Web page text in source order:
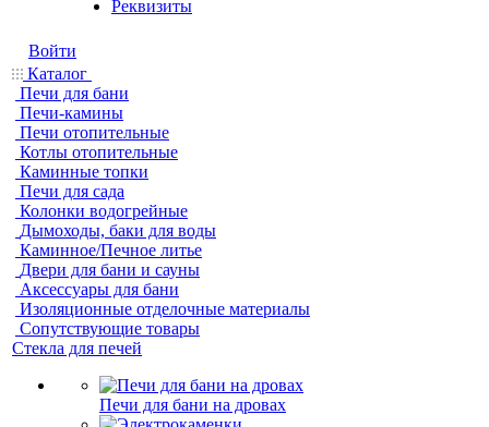
Реквизиты
Войти
Каталог
Печи для бани
Печи-камины
Печи отопительные
Котлы отопительные
Каминные топки
Печи для сада
Колонки водогрейные
Дымоходы, баки для воды
Каминное/Печное литье
Двери для бани и сауны
Аксессуары для бани
Изоляционные отделочные материалы
Сопутствующие товары
Стекла для печей
Печи для бани на дровах